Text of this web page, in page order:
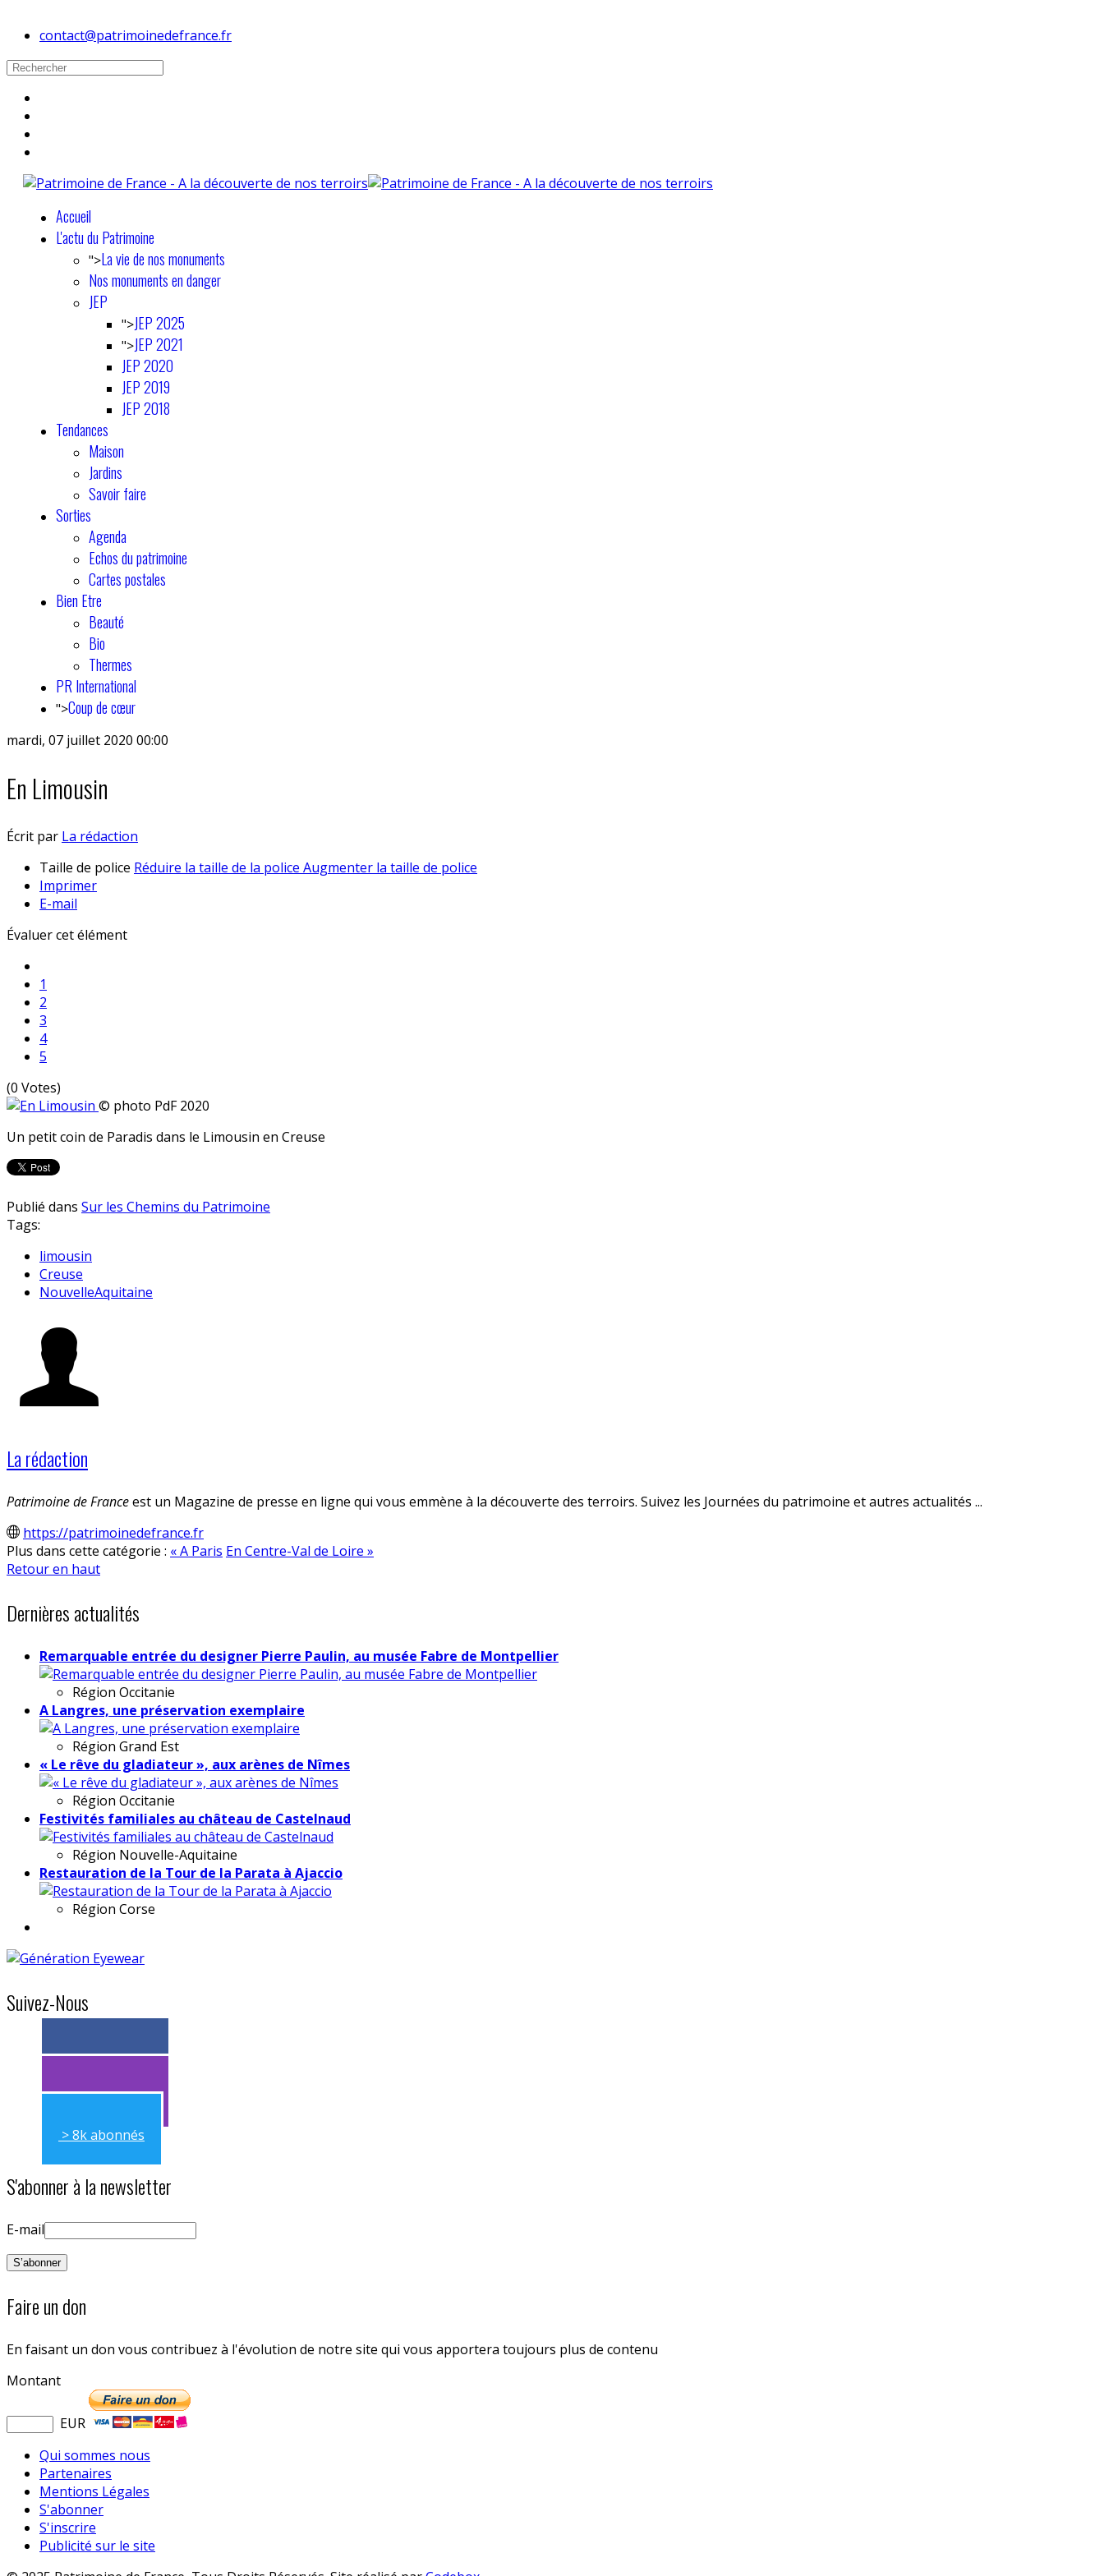
contact@patrimoinedefrance.fr
Accueil
L'actu du Patrimoine
">La vie de nos monuments
Nos monuments en danger
JEP
">JEP 2025
">JEP 2021
JEP 2020
JEP 2019
JEP 2018
Tendances
Maison
Jardins
Savoir faire
Sorties
Agenda
Echos du patrimoine
Cartes postales
Bien Etre
Beauté
Bio
Thermes
PR International
">Coup de cœur
mardi, 07 juillet 2020 00:00
En Limousin
Écrit par La rédaction
Taille de police Réduire la taille de la police Augmenter la taille de police
Imprimer
E-mail
Évaluer cet élément
1
2
3
4
5
(0 Votes)
© photo PdF 2020
Un petit coin de Paradis dans le Limousin en Creuse
Publié dans Sur les Chemins du Patrimoine
Tags:
limousin
Creuse
NouvelleAquitaine
La rédaction
Patrimoine de Franceest un Magazine de presse en ligne qui vous emmène à la découverte des terroirs. Suivez les Journées du patrimoine et autres actualités ...
https://patrimoinedefrance.fr
Plus dans cette catégorie : « A Paris En Centre-Val de Loire »
Retour en haut
Dernières actualités
Remarquable entrée du designer Pierre Paulin, au musée Fabre de Montpellier
Région Occitanie
A Langres, une préservation exemplaire
Région Grand Est
« Le rêve du gladiateur », aux arènes de Nîmes
Région Occitanie
Festivités familiales au château de Castelnaud
Région Nouvelle-Aquitaine
Restauration de la Tour de la Parata à Ajaccio
Région Corse
Suivez-Nous
> 11k abonnés
> 11k abonnés
> 8k abonnés
S'abonner à la newsletter
E-mail
Faire un don
En faisant un don vous contribuez à l'évolution de notre site qui vous apportera toujours plus de contenu
Montant
EUR
Qui sommes nous
Partenaires
Mentions Légales
S'abonner
S'inscrire
Publicité sur le site